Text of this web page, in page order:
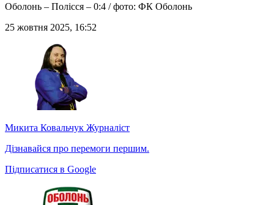
Оболонь – Полісся – 0:4 / фото: ФК Оболонь
25 жовтня 2025, 16:52
Микита Ковальчук Журналіст
Дізнавайся про перемоги першим.
Підписатися в Google